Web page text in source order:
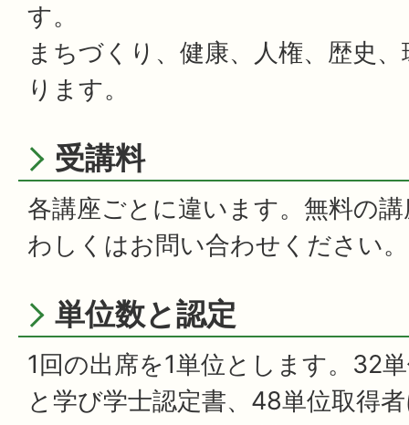
す。
まちづくり、健康、人権、歴史
ります。
受講料
各講座ごとに違います。無料の
わしくはお問い合わせください。
単位数と認定
1回の出席を1単位とします。32
と学び学士認定書、48単位取得